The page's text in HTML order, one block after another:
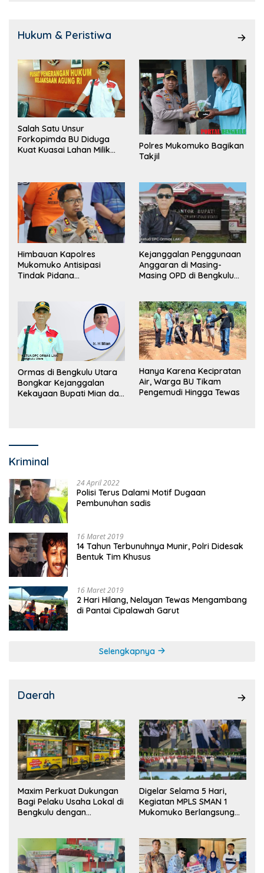
Hukum & Peristiwa
Salah Satu Unsur
Forkopimda BU Diduga
Kuat Kuasai Lahan Milik
Polres Mukomuko Bagikan
Takjil
Himbauan Kapolres
Mukomuko Antisipasi
Tindak Pidana
Kejanggalan Penggunaan
Anggaran di Masing-
Masing OPD di Bengkulu
Ormas di Bengkulu Utara
Bongkar Kejanggalan
Kekayaan Bupati Mian dan
Hanya Karena Kecipratan
Air, Warga BU Tikam
Pengemudi Hingga Tewas
Kriminal
24 April 2022
Polisi Terus Dalami Motif Dugaan
Pembunuhan sadis
16 Maret 2019
14 Tahun Terbunuhnya Munir, Polri Didesak
Bentuk Tim Khusus
16 Maret 2019
2 Hari Hilang, Nelayan Tewas Mengambang
di Pantai Cipalawah Garut
Selengkapnya
Daerah
Maxim Perkuat Dukungan
Bagi Pelaku Usaha Lokal di
Bengkulu dengan
Pasar
Digelar Selama 5 Hari,
Kegiatan MPLS SMAN 1
Mukomuko Berlangsung